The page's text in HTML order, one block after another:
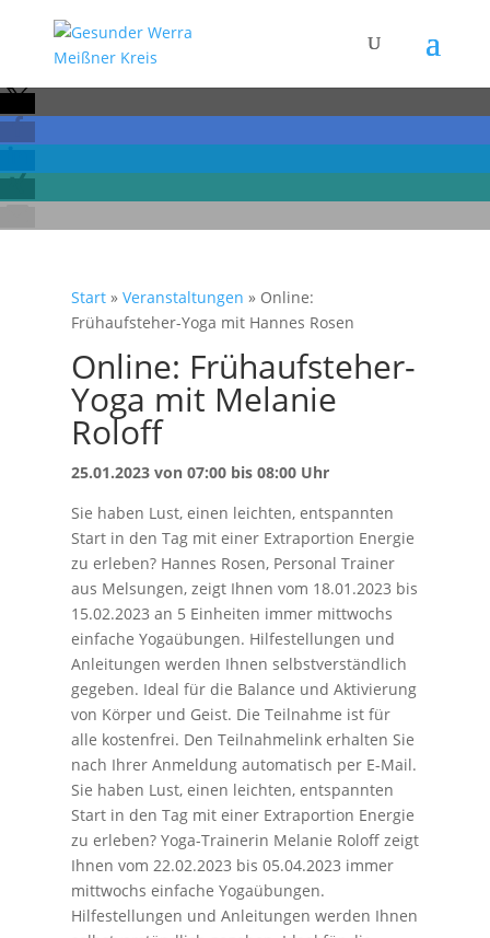
Start » Veranstaltungen » Online:
Frühaufsteher-Yoga mit Hannes Rosen
Online: Frühaufsteher-
Yoga mit Melanie
Roloff
25.01.2023 von 07:00 bis 08:00 Uhr
Sie haben Lust, einen leichten, entspannten
Start in den Tag mit einer Extraportion Energie
zu erleben? Hannes Rosen, Personal Trainer
aus Melsungen, zeigt Ihnen vom 18.01.2023 bis
15.02.2023 an 5 Einheiten immer mittwochs
einfache Yogaübungen. Hilfestellungen und
Anleitungen werden Ihnen selbstverständlich
gegeben. Ideal für die Balance und Aktivierung
von Körper und Geist. Die Teilnahme ist für
alle kostenfrei. Den Teilnahmelink erhalten Sie
nach Ihrer Anmeldung automatisch per E-Mail.
Sie haben Lust, einen leichten, entspannten
Start in den Tag mit einer Extraportion Energie
zu erleben? Yoga-Trainerin Melanie Roloff zeigt
Ihnen vom 22.02.2023 bis 05.04.2023 immer
mittwochs einfache Yogaübungen.
Hilfestellungen und Anleitungen werden Ihnen